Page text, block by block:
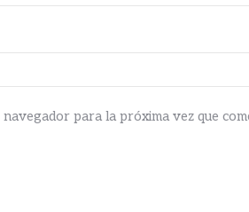
para la próxima vez que